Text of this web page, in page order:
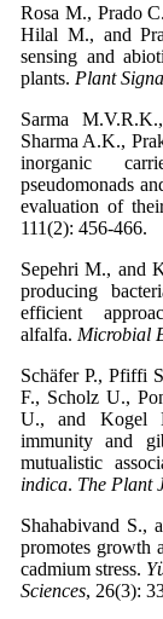
Rosa M., Prado
Hilal M., and
sensing and
plants. Plant
Sarma
Sharma A.K.,
inorganic
pseudomonads
evaluation of
Sepehri M., and
producing
efficient
alfalfa. Microbial
Schäfer P., Pfiffi
F., Scholz U.,
U., and Kogel
immunity and
mutualistic
indica. The Plant
Shahabivand S.,
promotes growth
cadmium stress.
Sciences